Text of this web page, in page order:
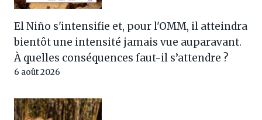
El Niño s'intensifie et, pour l'OMM, il atteindra
bientôt une intensité jamais vue auparavant.
À quelles conséquences faut-il s’attendre ?
6 août 2026